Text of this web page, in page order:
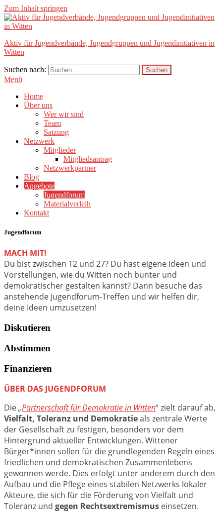
Zum Inhalt springen
Aktiv für Jugendverbände, Jugendgruppen und Jugendinitiativen in
Witten
Suchen nach:
Menü
Home
Über uns
Wer wir sind
Team
Satzung
Netzwerk
Mitglieder
Mitgliedsantrag
Netzwerkpartner
Blog
Angebote
Jugendforum
Materialverleih
Kontakt
Jugendforum
MACH MIT!
Du bist zwischen 12 und 27? Du hast eigene Ideen und
Vorstellungen, wie du Witten noch bunter und
demokratischer gestalten kannst? Dann besuche das
anstehende Jugendforum-Treffen und wir helfen dir,
deine Ideen umzusetzen!
Diskutieren
Abstimmen
Finanzieren
ÜBER DAS JUGENDFORUM
Die„Partnerschaft für Demokratie in Witten“ zielt darauf ab,
Vielfalt, Toleranz und Demokratieals zentrale Werte
der Gesellschaft zu festigen, besonders vor dem
Hintergrund aktueller Entwicklungen. Wittener
Bürger*innen sollen für die grundlegenden Regeln eines
friedlichen und demokratischen Zusammenlebens
gewonnen werde. Dies erfolgt unter anderem durch den
Aufbau und die Pflege eines stabilen Netzwerks lokaler
Akteure, die sich für die Förderung von Vielfalt und
Toleranz und gegen Rechtsextremismus einsetzen.